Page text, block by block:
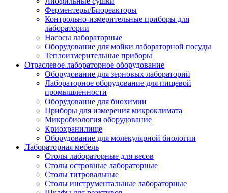
Ферментеры/Биореакторы
Контрольно-измерительные приборы для
лаборатории
Насосы лабораторные
Оборудование для мойки лабораторной посуды
Теплоизмерительные приборы
Отраслевое лабораторное оборудование
Оборудование для зерновых лабораторий
Лабораторное оборудование для пищевой
промышленности
Оборудование для биохимии
Приборы для измерения микроклимата
Микробиология оборудование
Криохранилище
Оборудование для молекулярной биологии
Лабораторная мебель
Столы лабораторные для весов
Столы островные лабораторные
Столы титровальные
Столы инструментальные лабораторные